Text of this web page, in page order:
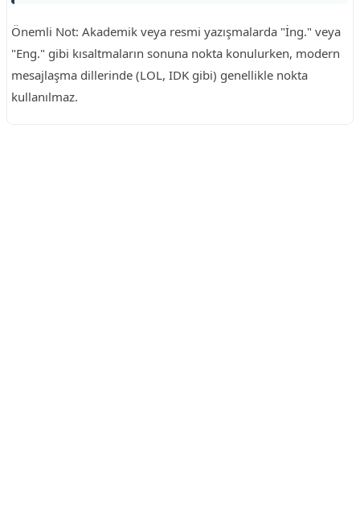
Önemli Not: Akademik veya resmi yazışmalarda "İng." veya
"Eng." gibi kısaltmaların sonuna nokta konulurken, modern
mesajlaşma dillerinde (LOL, IDK gibi) genellikle nokta
kullanılmaz.